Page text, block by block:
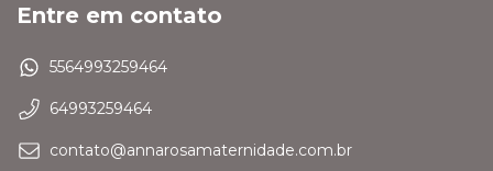
Entre em contato
5564993259464
64993259464
contato@annarosamaternidade.com.br